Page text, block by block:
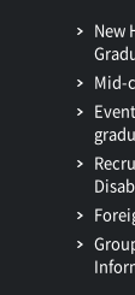
New
Mid-